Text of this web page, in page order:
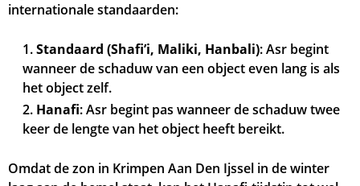
internationale standaarden:
Standaard (Shafi’i, Maliki, Hanbali): Asr begint
wanneer de schaduw van een object even lang is als
het object zelf.
Hanafi: Asr begint pas wanneer de schaduw twee
keer de lengte van het object heeft bereikt.
Omdat de zon in Krimpen Aan Den Ijssel in de winter